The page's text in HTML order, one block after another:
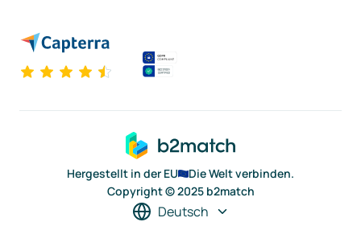
Hergestellt in der EU
Die Welt verbinden.
Copyright © 2025 b2match
Deutsch